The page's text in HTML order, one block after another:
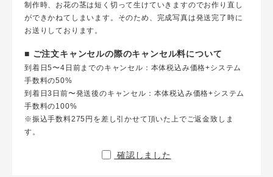
制作時、お花の茎は短く切って生けていきますのでお作り直し
ができかねてしまいます。そのため、完成写真は発送完了時に
お送りしております。
■ ご注文キャンセルの際のキャンセル料について
到着日5〜4日前までのキャンセル：本体税込み価格+システム
手数料の50%
到着日3日前〜発送後のキャンセル：本体税込み価格+システム
手数料の100%
※振込手数料275円を差し引かせて頂いた上でご返金致しま
す。
確認しました